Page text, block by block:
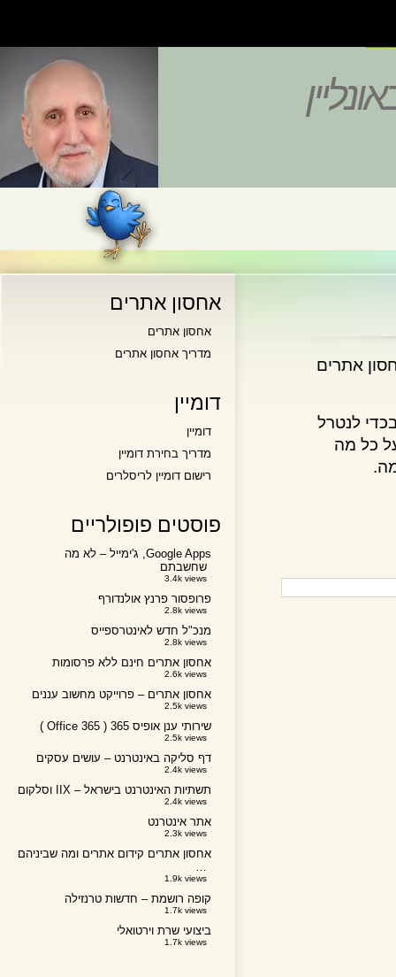
אתרים
לנטרל
כל מה
אחסון אתרים
אחסון אתרים
מדריך אחסון אתרים
דומיין
דומיין
מדריך בחירת דומיין
רישום דומיין לריסלרים
פוסטים פופולריים
Google Apps, ג'ימייל – לא מה
שחשבתם
3.4k views
פרופסור פרנץ אולנדורף
2.8k views
מנכ"ל חדש לאינטרספייס
2.8k views
אחסון אתרים חינם ללא פרסומות
2.6k views
אחסון אתרים – פרוייקט מחשוב עננים
2.5k views
שירותי ענן אופיס 365 ( Office 365 )
2.5k views
דף סליקה באינטרנט – עושים עסקים
2.4k views
תשתיות האינטרנט בישראל – IIX וסלקום
2.4k views
אתר אינטרנט
2.3k views
אחסון אתרים קידום אתרים ומה שביניהם
1.9k views
קופה רושמת – חדשות טרנזילה
1.7k views
ביצועי שרת וירטואלי
1.7k views